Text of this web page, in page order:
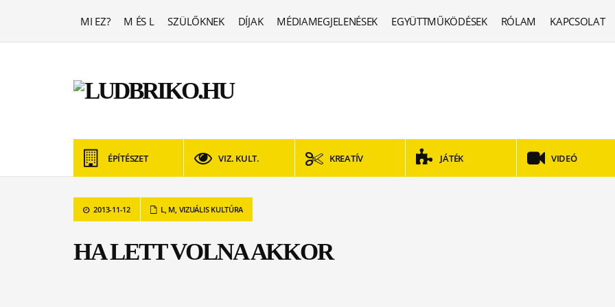
MI EZ? M ÉS L SZÜLŐKNEK DÍJAK MÉDIAMEGJELENÉSEK EGYÜTTMŰKÖDÉSEK RÓLAM KAPCSOLAT
ÉPÍTÉSZET VIZ. KULT. KREATÍV JÁTÉK VIDEÓ
2013-11-12 L, M, VIZUÁLIS KULTÚRA
HA LETT VOLNA AKKOR